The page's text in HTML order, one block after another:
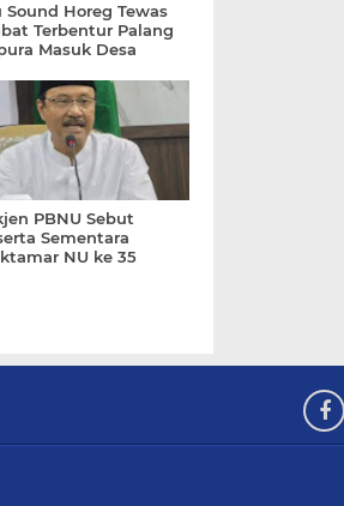
Sound Horeg Tewas
Terbentur Palang
Masuk Desa
PBNU Sebut
Sementara
NU ke 35